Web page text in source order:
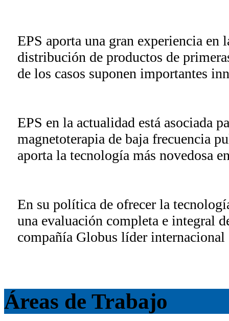
EPS aporta una gran experiencia
distribución de productos de
de los casos suponen importantes
EPS en la actualidad está asociada
magnetoterapia de baja frecuencia
aporta la tecnología más novedosa
En su política de ofrecer la
una evaluación completa e integral
compañía Globus líder
Áreas de Trabajo